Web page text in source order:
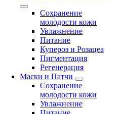
Сохранение
молодости кожи
Увлажнение
Питание
Купероз и Розацеа
Пигментация
Регенерация
Маски и Патчи
Сохранение
молодости кожи
Увлажнение